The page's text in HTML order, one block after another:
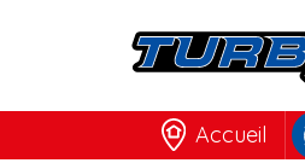
Accueil